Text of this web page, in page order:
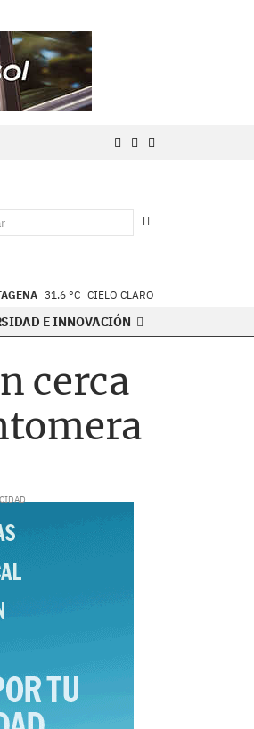
31.6 °C CIELO CLARO
E INNOVACIÓN
cerca